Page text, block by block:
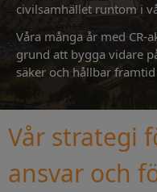
civilsamhället runtom i
Våra många år med CR-
grund att bygga vidare
säker och hållbar
Vår strategi
ansvar och